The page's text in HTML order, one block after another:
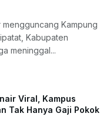
Kampung
Kabupaten
meninggal...
Viral, Kampus
Tak Hanya Gaji Pokok